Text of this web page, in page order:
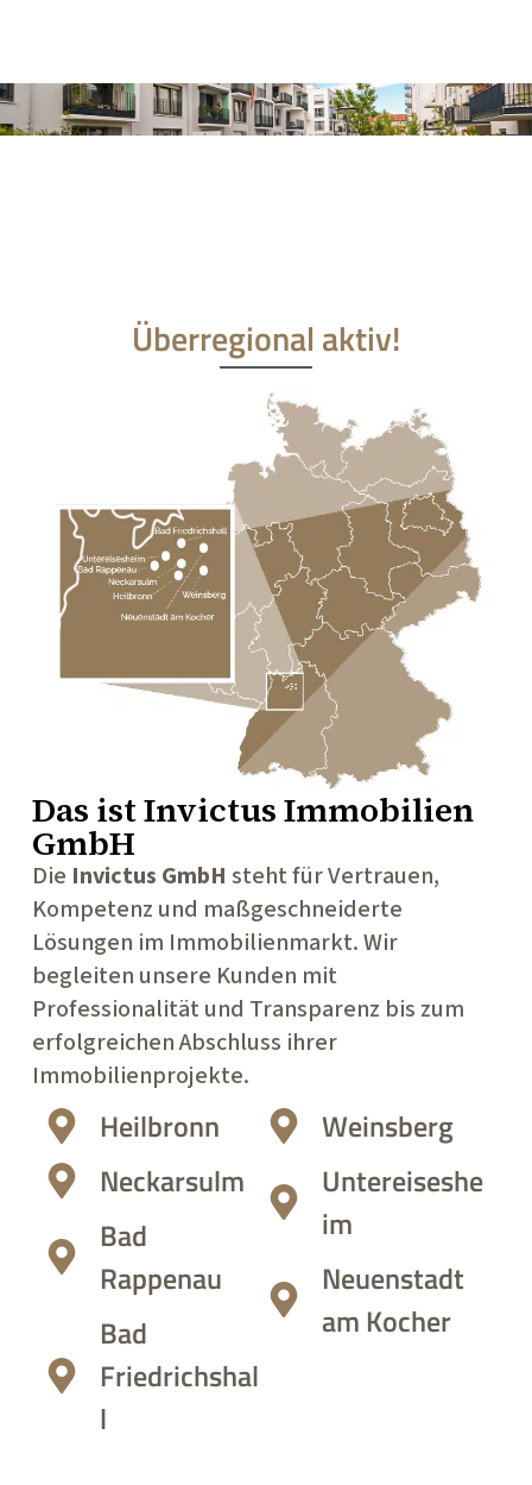
Überregional aktiv!
Das istInvictus Immobilien
GmbH
Die Invictus GmbH steht für Vertrauen,
Kompetenz und maßgeschneiderte
Lösungen im Immobilienmarkt. Wir
begleiten unsere Kunden mit
Professionalität und Transparenz bis zum
erfolgreichen Abschluss ihrer
Immobilienprojekte.
Heilbronn
Neckarsulm
Bad
Rappenau
Bad
Friedrichshal
l
Weinsberg
Untereiseshe
im
Neuenstadt
am Kocher